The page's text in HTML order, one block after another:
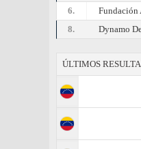
6.
Fundación
8.
Dynamo
ÚLTIMOS